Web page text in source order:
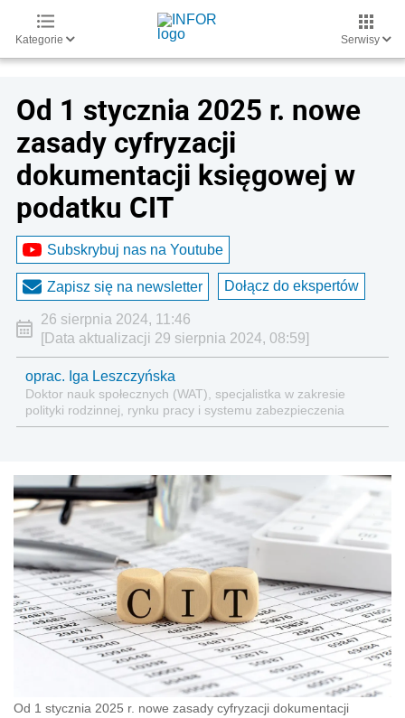
Kategorie Serwisy
Od 1 stycznia 2025 r. nowe
zasady cyfryzacji
dokumentacji księgowej w
podatku CIT
Subskrybuj nas na Youtube
Zapisz się na newsletter Dołącz do ekspertów
26 sierpnia 2024, 11:46
[Data aktualizacji 29 sierpnia 2024, 08:59]
oprac. Iga Leszczyńska
Doktor nauk społecznych (WAT), specjalistka w zakresie
polityki rodzinnej, rynku pracy i systemu zabezpieczenia
społecznego.
Od 1 stycznia 2025 r. nowe zasady cyfryzacji dokumentacji